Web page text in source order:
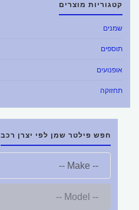
קטגוריות מוצרים
שמנים
תוספים
אופנועים
תחזוקה
חפש פילטר שמן לפי יצרן רכב